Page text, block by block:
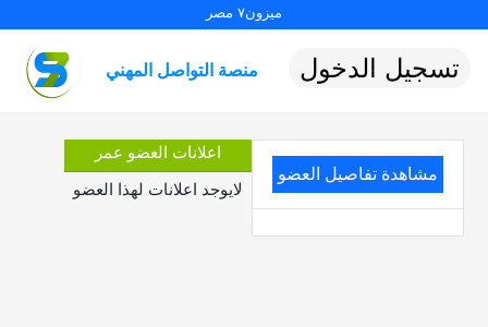
ميزون٧ مصر
منصة التواصل المهني تسجيل الدخول
مشاهدة تفاصيل العضو
اعلانات العضو عمر
لايوجد اعلانات لهذا العضو